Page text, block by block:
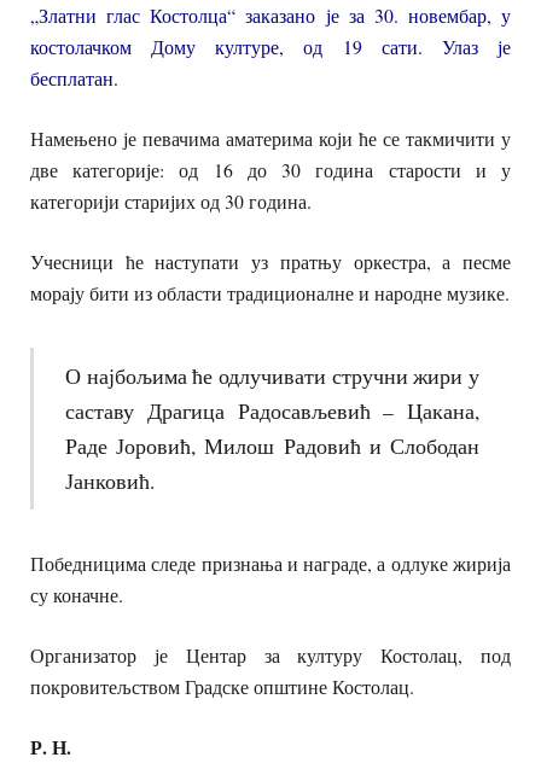
„Златни глас Костолца“ заказано је за 30. новембар, у
костолачком Дому културе, од 19 сати. Улаз је
бесплатан.
Намењено је певачима аматерима који ће се такмичити у
две категорије: од 16 до 30 година старости и у
категорији старијих од 30 година.
Учесници ће наступати уз пратњу оркестра, а песме
морају бити из области традиционалне и народне музике.
О најбољима ће одлучивати стручни жири у
саставу Драгица Радосављевић – Цакана,
Раде Јоровић, Милош Радовић и Слободан
Јанковић.
Победницима следе признања и награде, а одлуке жирија
су коначне.
Организатор је Центар за културу Костолац, под
покровитељством Градске општине Костолац.
Р. Н.